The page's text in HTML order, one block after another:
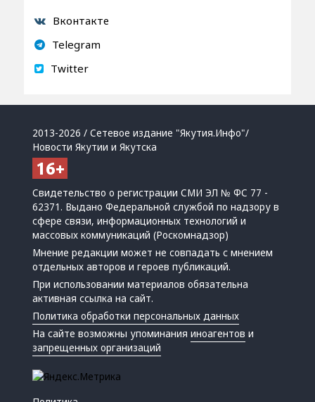
Вконтакте
Telegram
Twitter
2013-2026 / Сетевое издание "Якутия.Инфо"/
Новости Якутии и Якутска
Свидетельство о регистрации СМИ ЭЛ № ФС 77 -
62371. Выдано Федеральной службой по надзору в
сфере связи, информационных технологий и
массовых коммуникаций (Роскомнадзор)
Мнение редакции может не совпадать с мнением
отдельных авторов и героев публикаций.
При использовании материалов обязательна
активная ссылка на сайт.
Политика обработки персональных данных
На сайте возможны упоминанияиноагентов и
запрещенных организаций